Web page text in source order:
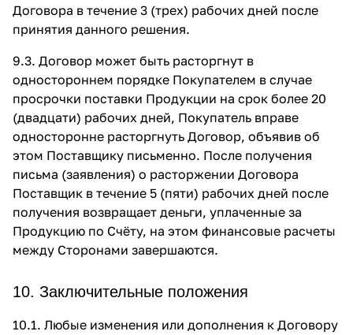
Договора в течение 3 (трех) рабочих дней после
принятия данного решения.
9.3. Договор может быть расторгнут в
одностороннем порядке Покупателем в случае
просрочки поставки Продукции на срок более 20
(двадцати) рабочих дней, Покупатель вправе
односторонне расторгнуть Договор, объявив об
этом Поставщику письменно. После получения
письма (заявления) о расторжении Договора
Поставщик в течение 5 (пяти) рабочих дней после
получения возвращает деньги, уплаченные за
Продукцию по Счёту, на этом финансовые расчеты
между Сторонами завершаются.
10. Заключительные положения
10.1. Любые изменения или дополнения к Договору